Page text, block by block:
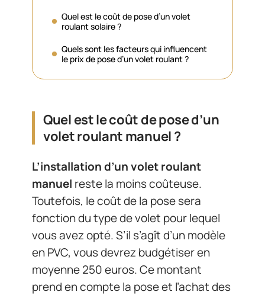
Quel est le coût de pose d’un volet
roulant solaire ?
Quels sont les facteurs qui influencent
le prix de pose d’un volet roulant ?
Quel est le coût de pose d’un
volet roulant manuel ?
L’installation d’un volet roulant
manuel reste la moins coûteuse.
Toutefois, le coût de la pose sera
fonction du type de volet pour lequel
vous avez opté. S’il s’agît d’un modèle
en PVC, vous devrez budgétiser en
moyenne 250 euros. Ce montant
prend en compte la pose et l’achat des